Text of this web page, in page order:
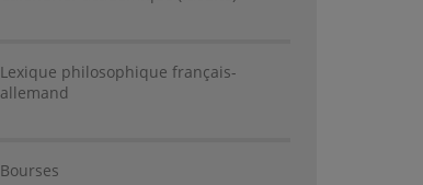
Lexique philosophique français-
allemand
Bourses